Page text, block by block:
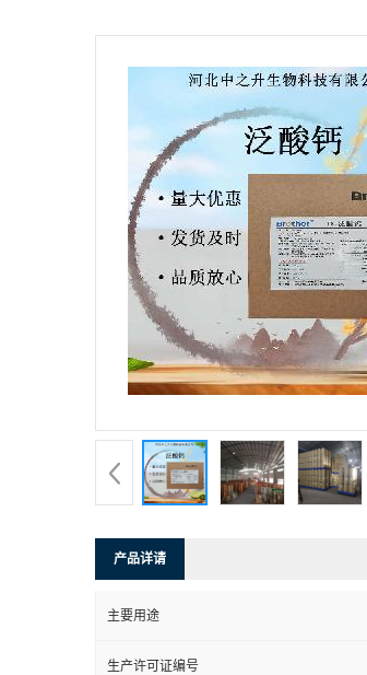
产品详请
主要用途
生产许可证编号